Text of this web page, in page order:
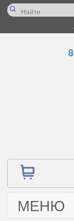
МЕНЮ